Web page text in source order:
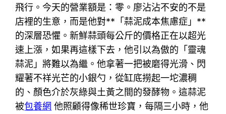
飛行。今天的營業額是：零。廖沾沾不安的不是
店裡的生意，而是他對**「蒜泥成本焦慮症」**
的深層恐懼。新鮮蒜頭每公斤的價格正在以超光
速上漲，如果再這樣下去，他引以為傲的「靈魂
蒜泥」將難以為繼。他拿著一把被磨得光滑、閃
耀著不祥光芒的小銀勺，從缸底撈起一坨濃稠
的、顏色介於灰綠與土黃之間的發酵物。這蒜泥
被包養網 他照顧得像稀世珍寶，每隔三小時，他